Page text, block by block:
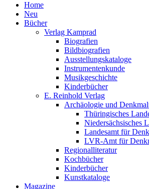
Home
Neu
Bücher
Verlag Kamprad
Biografien
Bildbiografien
Ausstellungskataloge
Instrumentenkunde
Musikgeschichte
Kinderbücher
E. Reinhold Verlag
Archäologie und
Thüringisches
Niedersächsisches
Landesamt für
LVR-Amt für
Regionalliteratur
Kochbücher
Kinderbücher
Kunstkataloge
Magazine